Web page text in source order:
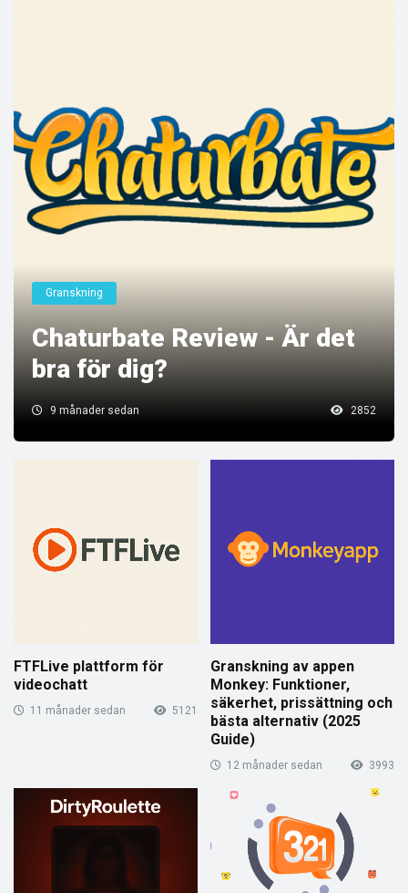
Granskning
Chaturbate Review - Är det
bra för dig?
9 månader sedan 2852
FTFLive plattform för
videochatt
11 månader sedan 5121
Granskning av appen
Monkey: Funktioner,
säkerhet, prissättning och
bästa alternativ (2025
Guide)
12 månader sedan 3993